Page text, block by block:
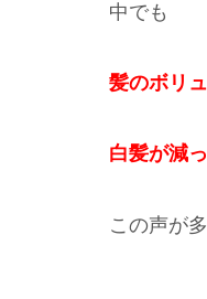
中でも
髪のボリ
白髪が減
この声が